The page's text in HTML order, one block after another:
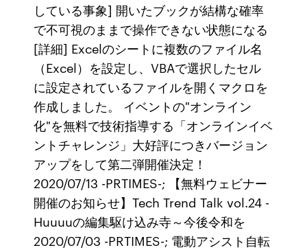
している事象] 開いたブックが結構な確率
で不可視のままで操作できない状態になる
[詳細] Excelのシートに複数のファイル名
（Excel）を設定し、VBAで選択したセル
に設定されているファイルを開くマクロを
作成しました。 イベントの"オンライン
化"を無料で技術指導する「オンラインイベ
ントチャレンジ」大好評につきバージョン
アップをして第二弾開催決定！
2020/07/13 -PRTIMES-; 【無料ウェビナー
開催のお知らせ】Tech Trend Talk vol.24 -
Huuuuの編集駆け込み寺～今後令和を
2020/07/03 -PRTIMES-; 電動アシスト自転